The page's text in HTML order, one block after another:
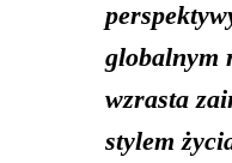
globalnym
wzrasta
stylem